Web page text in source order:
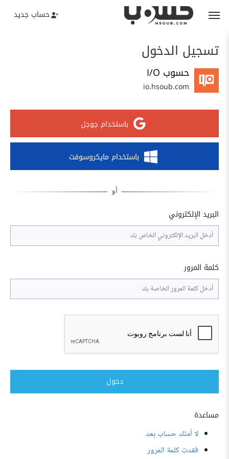
حساب جديد
تسجيل الدخول
حسوب I/O
io.hsoub.com
باستخدام جوجل
باستخدام مايكروسوفت
البريد الإلكتروني
كلمة المرور
دخول
مساعدة
لا أملك حساب بعد
فقدت كلمة المرور